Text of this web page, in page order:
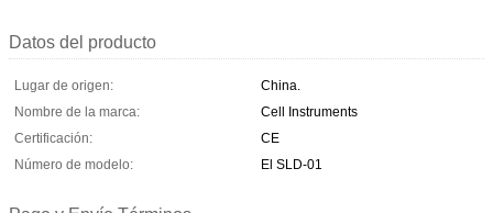
Datos del producto
Lugar de origen:
China.
Nombre de la marca:
Cell Instruments
Certificación:
CE
Número de modelo:
El SLD-01